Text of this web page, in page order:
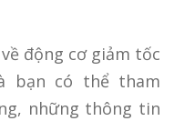
động cơ giảm tốc
bạn có thể tham
những thông tin